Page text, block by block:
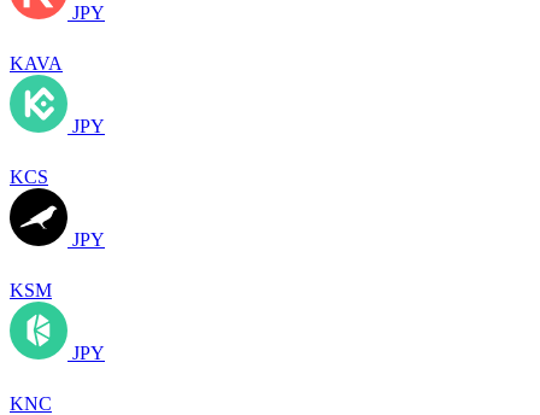
JPY
KAVA
JPY
KCS
JPY
KSM
JPY
KNC